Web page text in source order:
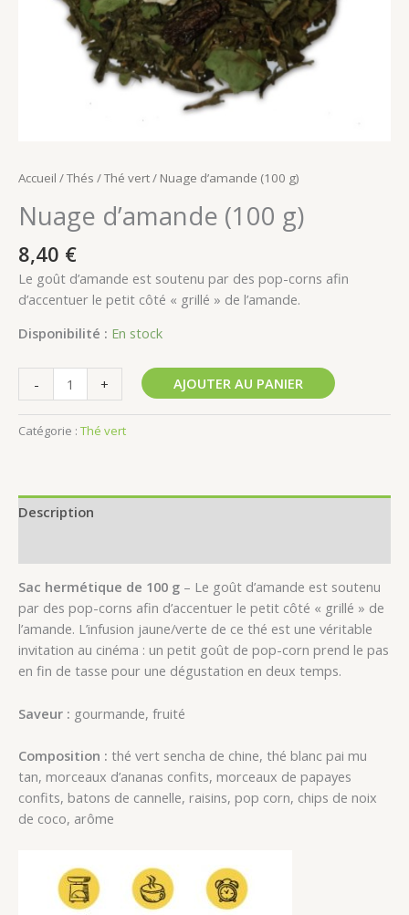
Accueil /Thés /Thé vert/ Nuage d’amande (100 g)
Nuage d’amande (100 g)
8,40 €
Le goût d’amande est soutenu par des pop-corns afin
d’accentuer le petit côté « grillé » de l’amande.
Disponibilité : En stock
- + AJOUTER AU PANIER
Catégorie : Thé vert
Description
Sac hermétique de 100 g – Le goût d’amande est soutenu
par des pop-corns afin d’accentuer le petit côté « grillé » de
l’amande. L’infusion jaune/verte de ce thé est une véritable
invitation au cinéma : un petit goût de pop-corn prend le pas
en fin de tasse pour une dégustation en deux temps.
Saveur : gourmande, fruité
Composition : thé vert sencha de chine, thé blanc pai mu
tan, morceaux d’ananas confits, morceaux de papayes
confits, batons de cannelle, raisins, pop corn, chips de noix
de coco, arôme